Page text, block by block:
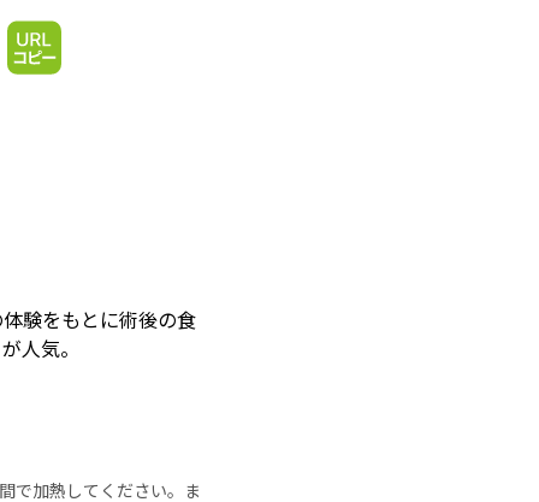
験をもとに術後の食
人気。
で加熱してください。ま